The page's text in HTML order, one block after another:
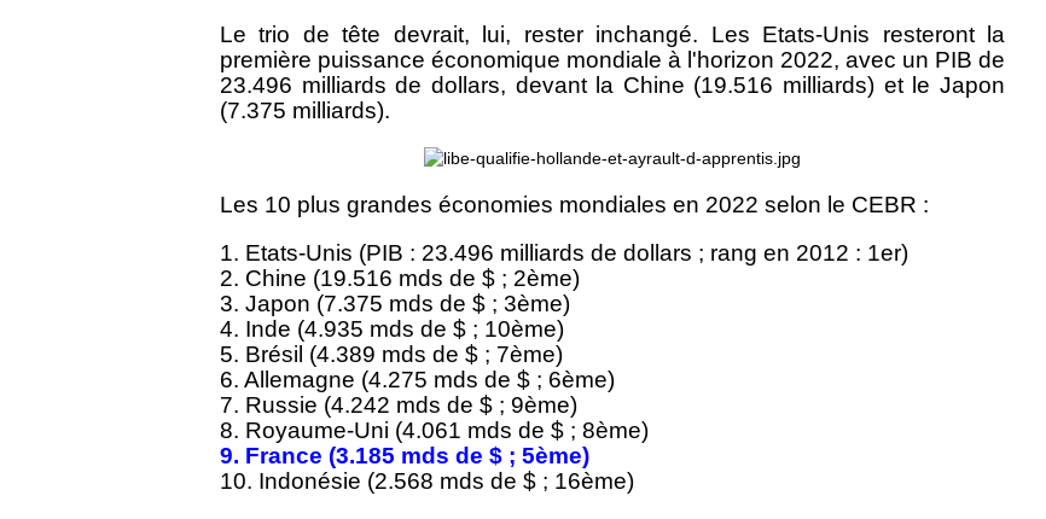
Le trio de tête devrait, lui, rester inchangé. Les Etats-Unis resteront la
première puissance économique mondiale à l'horizon 2022, avec un PIB de
23.496 milliards de dollars, devant la Chine (19.516 milliards) et le Japon
(7.375 milliards).
Les 10 plus grandes économies mondiales en 2022 selon le CEBR :
1. Etats-Unis (PIB : 23.496 milliards de dollars ; rang en 2012 : 1er)
2. Chine (19.516 mds de $ ; 2ème)
3. Japon (7.375 mds de $ ; 3ème)
4. Inde (4.935 mds de $ ; 10ème)
5. Brésil (4.389 mds de $ ; 7ème)
6. Allemagne (4.275 mds de $ ; 6ème)
7. Russie (4.242 mds de $ ; 9ème)
8. Royaume-Uni (4.061 mds de $ ; 8ème)
9. France (3.185 mds de $ ; 5ème)
10. Indonésie (2.568 mds de $ ; 16ème)